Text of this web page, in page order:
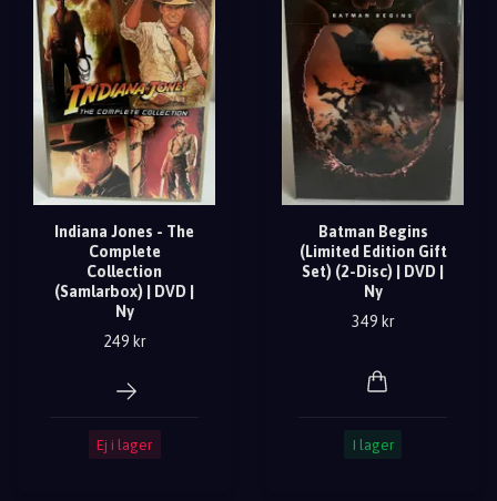
Indiana Jones - The
Complete
Collection
(Samlarbox) | DVD |
Ny
249 kr
Ej i lager
Batman Begins
(Limited Edition Gift
Set) (2-Disc) | DVD |
Ny
349 kr
I lager